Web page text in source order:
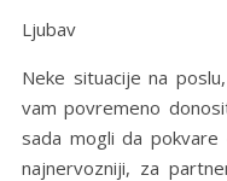
Ljubav
Neke situacije na
vam povremeno
sada mogli da
najnervozniji, za